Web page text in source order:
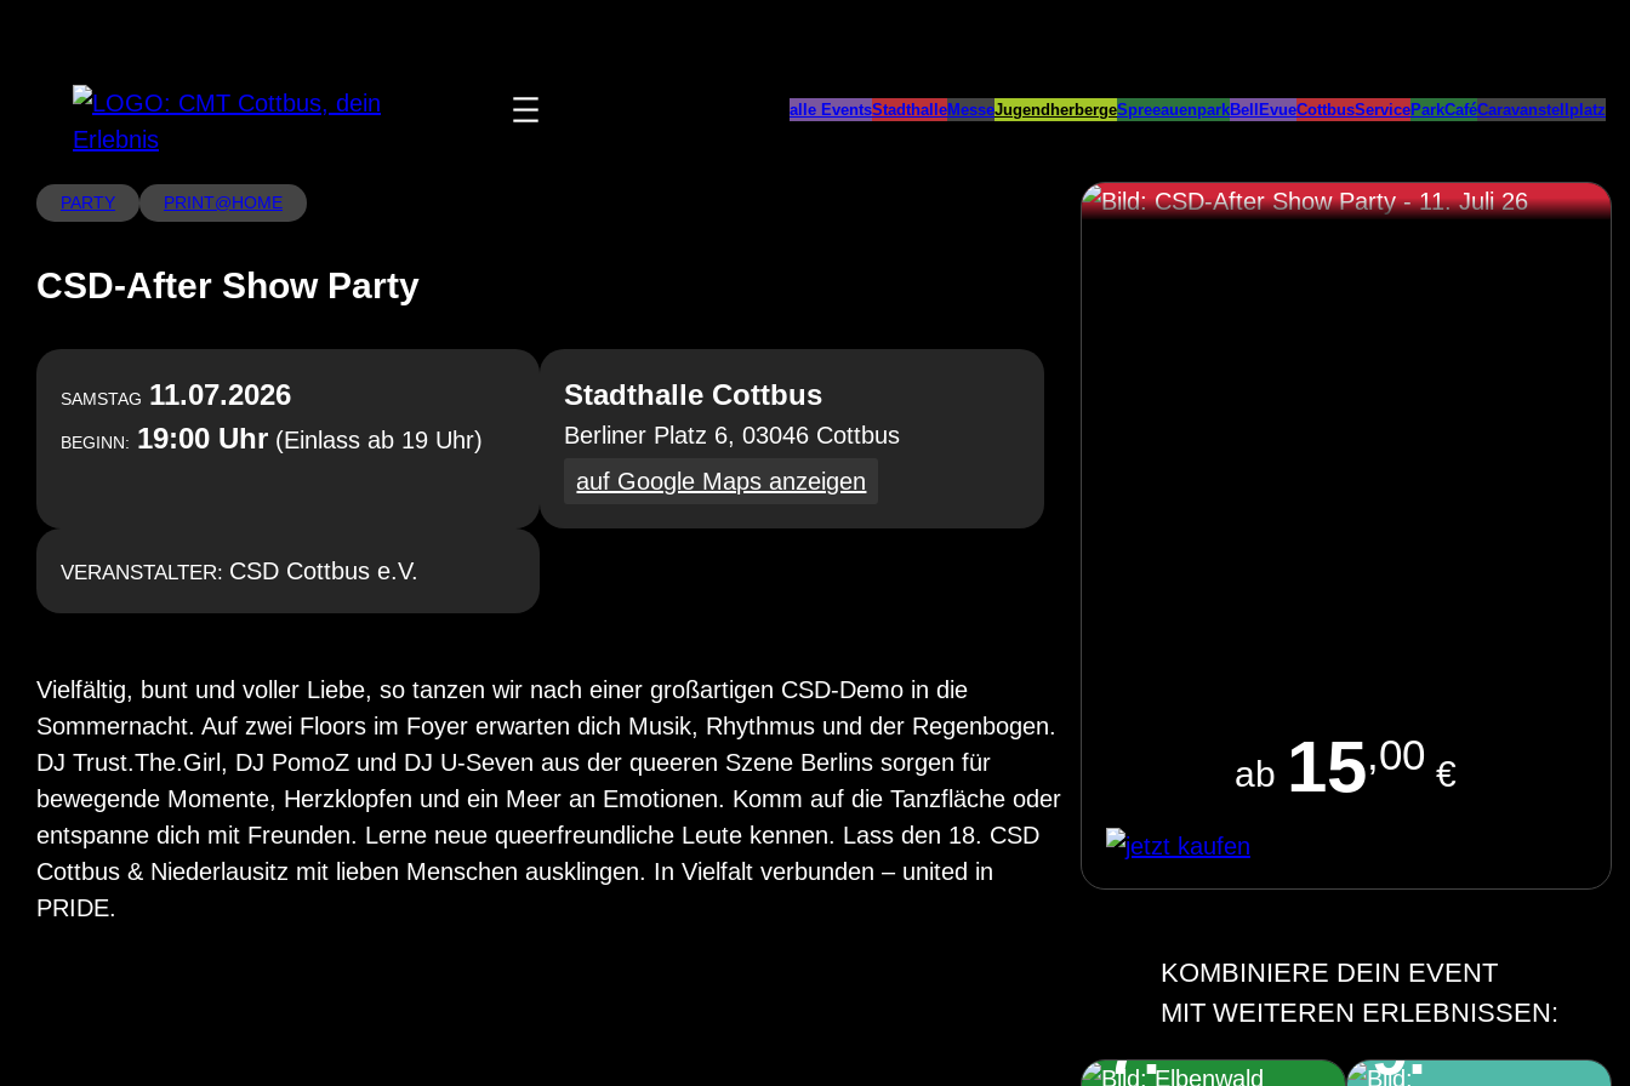
springen
alle EventsStadthalleMesseJugendherbergeSpreeauenparkBellEvueCottbusServiceParkCaféCaravanstellplatz
PARTY PRINT@HOME
CSD-After Show Party
SAMSTAG 11.07.2026
BEGINN: 19:00 Uhr (Einlass ab 19 Uhr)
Stadthalle Cottbus
Berliner Platz 6, 03046 Cottbus
auf Google Maps anzeigen
VERANSTALTER: CSD Cottbus e.V.
Vielfältig, bunt und voller Liebe, so tanzen wir nach einer großartigen CSD-Demo in die
Sommernacht. Auf zwei Floors im Foyer erwarten dich Musik, Rhythmus und der Regenbogen.
DJ Trust.The.Girl, DJ PomoZ und DJ U-Seven aus der queeren Szene Berlins sorgen für
bewegende Momente, Herzklopfen und ein Meer an Emotionen. Komm auf die Tanzfläche oder
entspanne dich mit Freunden. Lerne neue queerfreundliche Leute kennen. Lass den 18. CSD
Cottbus & Niederlausitz mit lieben Menschen ausklingen. In Vielfalt verbunden – united in
PRIDE.
ab 15,00 €
KOMBINIERE DEIN EVENT
MIT WEITEREN ERLEBNISSEN:
Elbenwald Festival
7.
Architekturführung
Große Haus des
9.